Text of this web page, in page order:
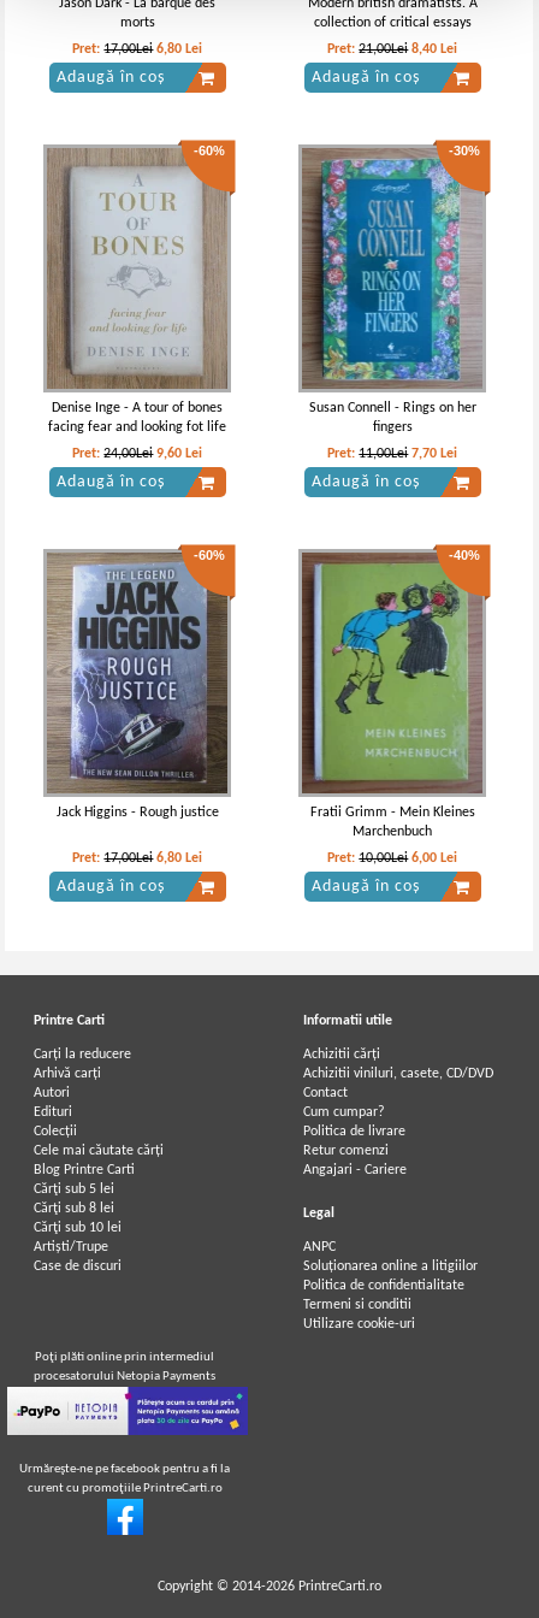
Jason Dark - La barque des
morts
Pret:17,00Lei 6,80 Lei
Adaugă în coș
Modern british dramatists. A
collection of critical essays
Pret:21,00Lei 8,40 Lei
Adaugă în coș
-60%
Denise Inge - A tour of bones
facing fear and looking fot life
Pret:24,00Lei 9,60 Lei
Adaugă în coș
-30%
Susan Connell - Rings on her
fingers
Pret:11,00Lei 7,70 Lei
Adaugă în coș
-60%
Jack Higgins - Rough justice
Pret:17,00Lei 6,80 Lei
Adaugă în coș
-40%
Fratii Grimm - Mein Kleines
Marchenbuch
Pret:10,00Lei 6,00 Lei
Adaugă în coș
Printre Carti
Carți la reducere
Arhivă carți
Autori
Edituri
Colecții
Cele mai căutate cărți
Blog Printre Carti
Cărţi sub 5 lei
Cărţi sub 8 lei
Cărţi sub 10 lei
Artiști/Trupe
Case de discuri
Informatii utile
Achizitii cărți
Achizitii viniluri, casete, CD/DVD
Contact
Cum cumpar?
Politica de livrare
Retur comenzi
Angajari - Cariere
Legal
ANPC
Soluționarea online a litigiilor
Politica de confidentialitate
Termeni si conditii
Utilizare cookie-uri
Poţi plăti online prin intermediul
procesatorului Netopia Payments
Urmăreşte-ne pe facebook pentru a fi la
curent cu promoţiile PrintreCarti.ro
Copyright © 2014-2026 PrintreCarti.ro